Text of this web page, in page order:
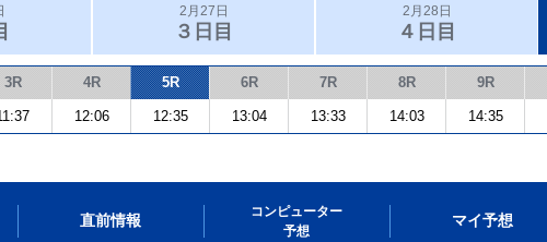
2月27日
３日目
2月28日
４日目
3R 4R 5R 6R 7R 8R 9R
12:06 12:35 13:04 13:33 14:03 14:35
直前情報
コンピューター
予想
マイ予想